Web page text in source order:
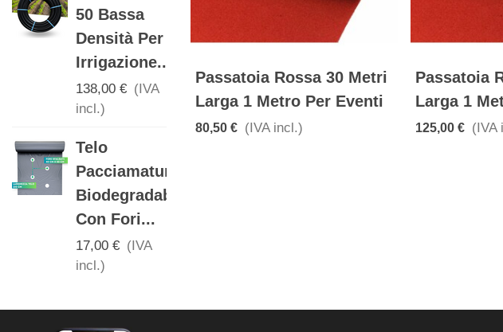
50 Bassa
Densità Per
Irrigazione...
138,00 € (IVA
incl.)
Telo
Pacciamatura
Biodegradabile
Con Fori...
17,00 € (IVA
incl.)
ARTIFICIALE
16,00 € (IVA
Valvola Con
Attacchi
Passatoia Rossa 30 Metri
Larga 1 Metro Per Eventi
80,50 € (IVA incl.)
Passatoia
Larga 1
125,00 € (IVA